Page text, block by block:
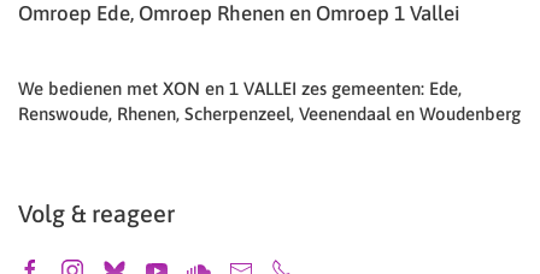
Omroep Ede, Omroep Rhenen en Omroep 1 Vallei
We bedienen met XON en 1 VALLEI zes gemeenten: Ede,
Renswoude, Rhenen, Scherpenzeel, Veenendaal en Woudenberg
Volg & reageer